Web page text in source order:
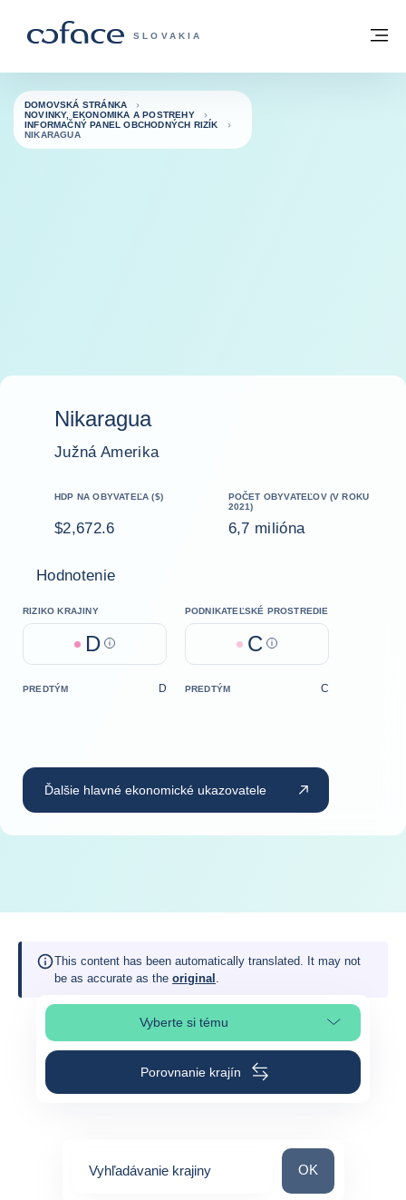
COFACE FOR TRADE - WEBOVÁ
SLOVAKIA
Späť na domovskú stránku
DOMOVSKÁ STRÁNKA
NOVINKY, EKONOMIKA A POSTREHY
INFORMAČNÝ PANEL OBCHODNÝCH RIZÍK
NIKARAGUA
Nikaragua
Južná Amerika
HDP NA OBYVATEĽA ($)
$2,672.6
POČET OBYVATEĽOV (V ROKU
2021)
6,7 milióna
Hodnotenie
RIZIKO KRAJINY
D Help
PODNIKATEĽSKÉ PROSTREDIE
C Help
PREDTÝM D PREDTÝM C
Ďalšie hlavné ekonomické ukazovatele
This content has been automatically translated. It may not
be as accurate as the original .
Vyberte si témuVýber časti stránky
Porovnanie krajín
Vyhľadávanie krajiny Vyhľadávanie
OK